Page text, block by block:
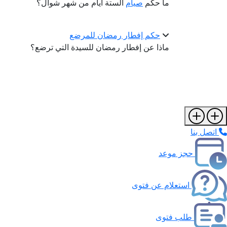
ما حكم صيام الستة أيام من شهر شوال؟
حكم إفطار رمضان للمرضع
ماذا عن إفطار رمضان للسيدة التي ترضع؟
اتصل بنا
حجز موعد
استعلام عن فتوى
طلب فتوى